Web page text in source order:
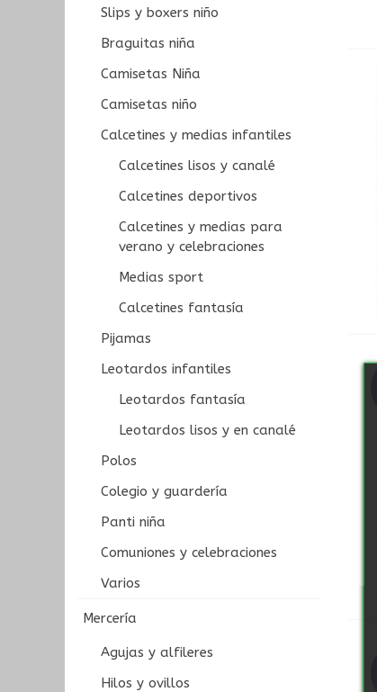
Slips y boxers niño
Braguitas niña
Camisetas Niña
Camisetas niño
Calcetines y medias infantiles
Calcetines lisos y canalé
Calcetines deportivos
Calcetines y medias para
verano y celebraciones
Medias sport
Calcetines fantasía
Pijamas
Leotardos infantiles
Leotardos fantasía
Leotardos lisos y en canalé
Polos
Colegio y guardería
Panti niña
Comuniones y celebraciones
Varios
Mercería
Agujas y alfileres
Hilos y ovillos